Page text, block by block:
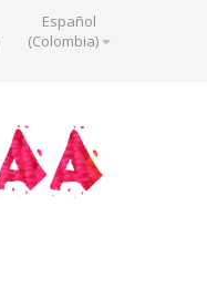
Español
(Colombia)